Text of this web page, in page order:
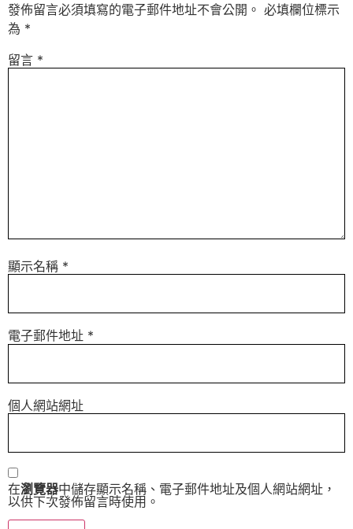
發佈留言必須填寫的電子郵件地址不會公開。 必填欄位標示
為 *
留言 *
顯示名稱 *
電子郵件地址 *
個人網站網址
在瀏覽器中儲存顯示名稱、電子郵件地址及個人網站網址，
以供下次發佈留言時使用。